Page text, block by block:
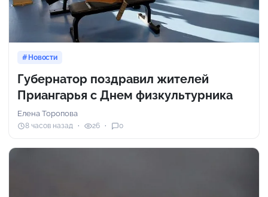
Новости
Губернатор поздравил жителей
Приангарья с Днем физкультурника
Елена Торопова
8 часов назад 26 0